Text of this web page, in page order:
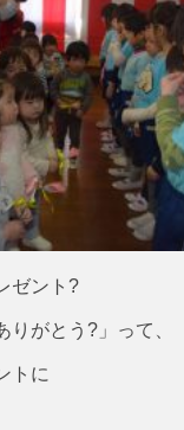
ゼント?
りがとう?」って、
トに